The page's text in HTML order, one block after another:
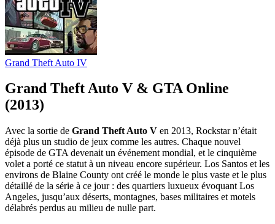
Grand Theft Auto IV
Grand Theft Auto V & GTA Online
(2013)
Avec la sortie de Grand Theft Auto V en 2013, Rockstar n’était
déjà plus un studio de jeux comme les autres. Chaque nouvel
épisode de GTA devenait un événement mondial, et le cinquième
volet a porté ce statut à un niveau encore supérieur. Los Santos et les
environs de Blaine County ont créé le monde le plus vaste et le plus
détaillé de la série à ce jour : des quartiers luxueux évoquant Los
Angeles, jusqu’aux déserts, montagnes, bases militaires et motels
délabrés perdus au milieu de nulle part.